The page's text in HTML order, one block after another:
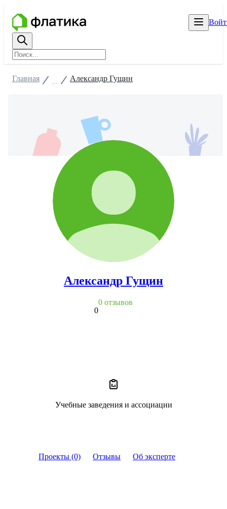
Проекты (0) Отзывы Об эксперте
Главная Александр Гущин
Александр Гущин
0
0 отзывов
Учебные заведения и ассоциации